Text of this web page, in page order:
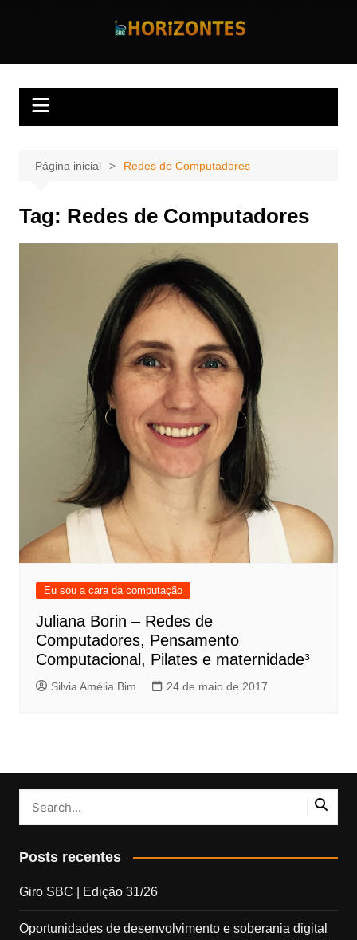
Horizontes
Página inicial Redes de Computadores
Tag: Redes de Computadores
Eu sou a cara da computação
Juliana Borin – Redes de
Computadores, Pensamento
Computacional, Pilates e maternidade³
Silvia Amélia Bim 24 de maio de 2017
Posts recentes
Giro SBC | Edição 31/26
Oportunidades de desenvolvimento e soberania digital